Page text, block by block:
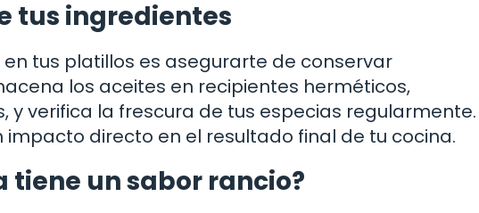
tus ingredientes
tus platillos es asegurarte de conservar
los aceites en recipientes herméticos,
y verifica la frescura de tus especias regularmente.
directo en el resultado final de tu cocina.
tiene un sabor rancio?